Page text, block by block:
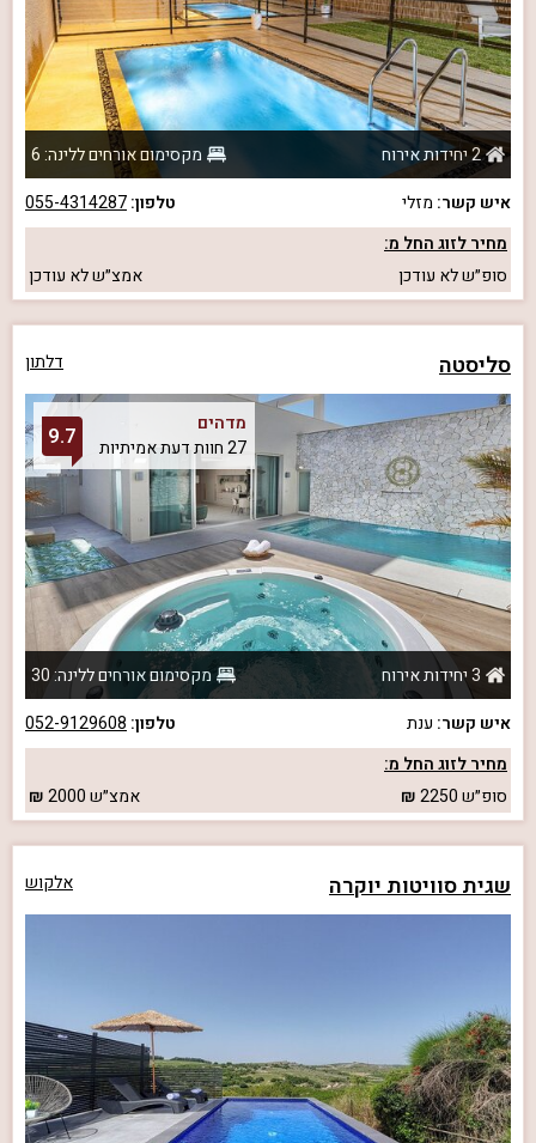
2 יחידות אירוח
מקסימום אורחים ללינה: 6
איש קשר: מזלי טלפון:055-4314287
מחיר לזוג החל מ:
סופ״שלא עודכן אמצ״שלא עודכן
סליסטה דלתון
מדהים
27 חוות דעת אמיתיות
9.7
3 יחידות אירוח
מקסימום אורחים ללינה: 30
איש קשר: ענת טלפון: 052-9129608
מחיר לזוג החל מ:
סופ״ש2250 אמצ״ש2000
שגית סוויטות יוקרה אלקוש